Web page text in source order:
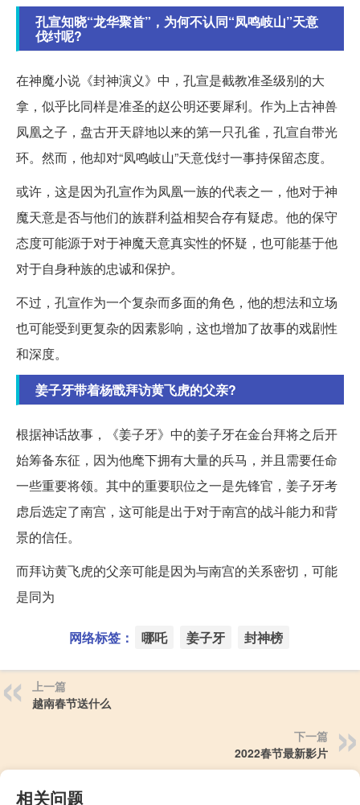
孔宣知晓“龙华聚首”，为何不认同“凤鸣岐山”天意
伐纣呢?
在神魔小说《封神演义》中，孔宣是截教准圣级别的大
拿，似乎比同样是准圣的赵公明还要犀利。作为上古神兽
凤凰之子，盘古开天辟地以来的第一只孔雀，孔宣自带光
环。然而，他却对“凤鸣岐山”天意伐纣一事持保留态度。
或许，这是因为孔宣作为凤凰一族的代表之一，他对于神
魔天意是否与他们的族群利益相契合存有疑虑。他的保守
态度可能源于对于神魔天意真实性的怀疑，也可能基于他
对于自身种族的忠诚和保护。
不过，孔宣作为一个复杂而多面的角色，他的想法和立场
也可能受到更复杂的因素影响，这也增加了故事的戏剧性
和深度。
姜子牙带着杨戬拜访黄飞虎的父亲?
根据神话故事，《姜子牙》中的姜子牙在金台拜将之后开
始筹备东征，因为他麾下拥有大量的兵马，并且需要任命
一些重要将领。其中的重要职位之一是先锋官，姜子牙考
虑后选定了南宫，这可能是出于对于南宫的战斗能力和背
景的信任。
而拜访黄飞虎的父亲可能是因为与南宫的关系密切，可能
是同为
网络标签： 哪吒 姜子牙 封神榜
上一篇
越南春节送什么
下一篇
2022春节最新影片
相关问题